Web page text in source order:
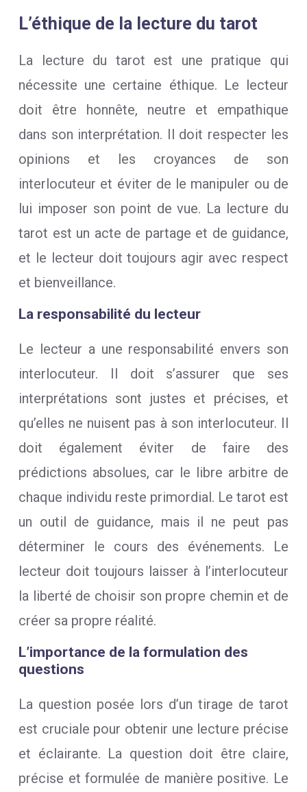
L’éthique de la lecture du tarot
La lecture du tarot est une pratique qui
nécessite une certaine éthique. Le lecteur
doit être honnête, neutre et empathique
dans son interprétation. Il doit respecter les
opinions et les croyances de son
interlocuteur et éviter de le manipuler ou de
lui imposer son point de vue. La lecture du
tarot est un acte de partage et de guidance,
et le lecteur doit toujours agir avec respect
et bienveillance.
La responsabilité du lecteur
Le lecteur a une responsabilité envers son
interlocuteur. Il doit s’assurer que ses
interprétations sont justes et précises, et
qu’elles ne nuisent pas à son interlocuteur. Il
doit également éviter de faire des
prédictions absolues, car le libre arbitre de
chaque individu reste primordial. Le tarot est
un outil de guidance, mais il ne peut pas
déterminer le cours des événements. Le
lecteur doit toujours laisser à l’interlocuteur
la liberté de choisir son propre chemin et de
créer sa propre réalité.
L’importance de la formulation des
questions
La question posée lors d’un tirage de tarot
est cruciale pour obtenir une lecture précise
et éclairante. La question doit être claire,
précise et formulée de manière positive. Le